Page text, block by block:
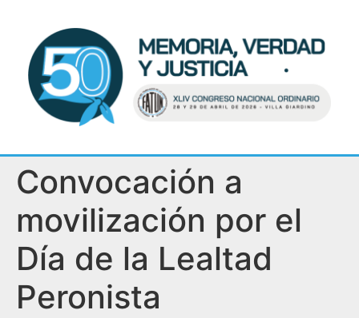
Convocación a
movilización por el
Día de la Lealtad
Peronista